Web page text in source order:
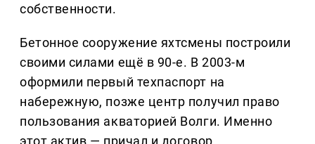
собственности.
Бетонное сооружение яхтсмены построили
своими силами ещё в 90-е. В 2003-м
оформили первый техпаспорт на
набережную, позже центр получил право
пользования акваторией Волги. Именно
этот актив — причал и договор